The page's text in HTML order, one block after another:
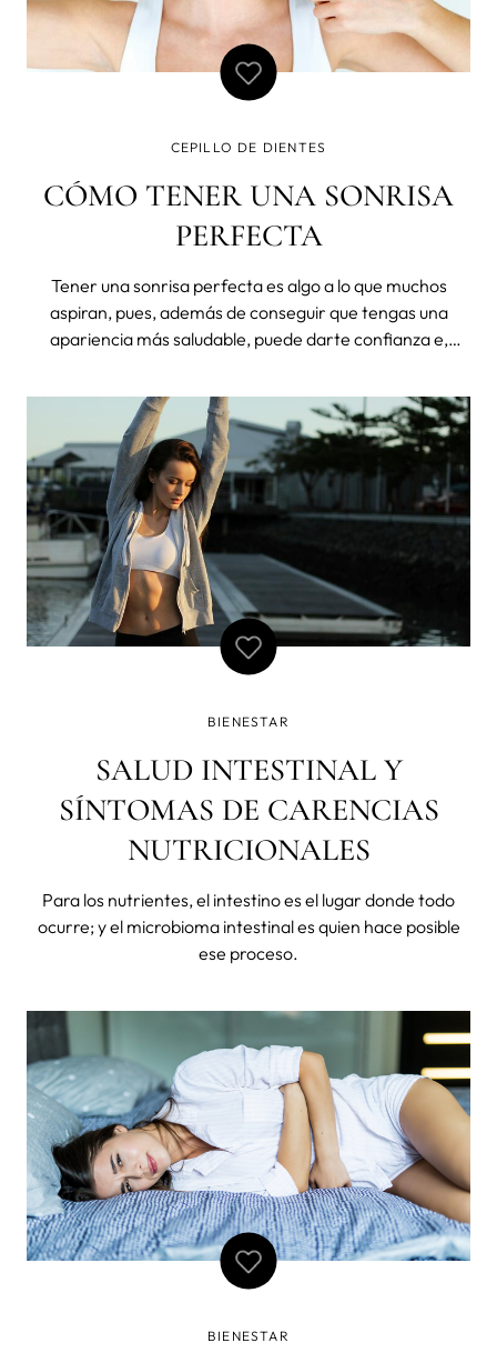
CEPILLO DE DIENTES
CÓMO TENER UNA SONRISA
PERFECTA
Tener una sonrisa perfecta es algo a lo que muchos
aspiran, pues, además de conseguir que tengas una
apariencia más saludable, puede darte confianza e,
conseguir una sonrisa perfecta hace falta cepillarse los
dientes a diario y cuidar de ellos. Sig
BIENESTAR
SALUD INTESTINAL Y
SÍNTOMAS DE CARENCIAS
NUTRICIONALES
Para los nutrientes, el intestino es el lugar donde todo
ocurre; y el microbioma intestinal es quien hace posible
ese proceso.
BIENESTAR